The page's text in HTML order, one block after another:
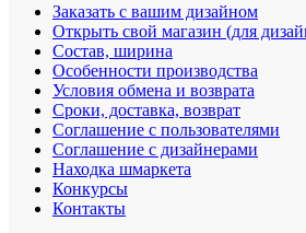
Заказать с вашим дизайном
Открыть свой магазин (для
Cостав, ширина
Особенности производства
Условия обмена и возврата
Сроки, доставка, возврат
Соглашение с пользователями
Соглашение с дизайнерами
Находка шмаркета
Конкурсы
Контакты